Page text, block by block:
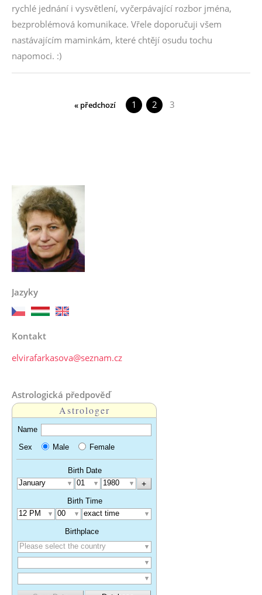
rychlé jednání i vysvětlení, vyčerpávající rozbor jména,
bezproblémová komunikace. Vřele doporučuji všem
nastávajícím maminkám, které chtějí osudu tochu
napomoci. :)
« předchozí 1 2 3
Jazyky
Kontakt
elvirafarkasova@seznam.cz
Astrologická předpověď